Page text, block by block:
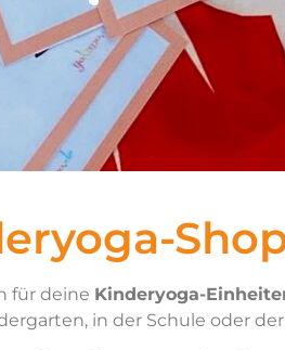
für deine Kinderyoga-
in der Schule oder